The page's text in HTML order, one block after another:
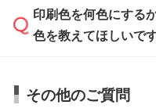
方」をご確認くださ
ムへ添付いただく
でお送りください。
い合わせください。
データ作成でお困
サポートいたします
から添付してお送り
印刷色を何色にする
色を教えてほしいです
お見積・ご注文・
相談いただきますと
その他のご質問